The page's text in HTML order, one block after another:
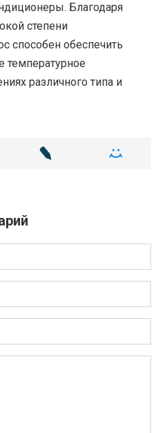
Благодаря
степени
способен обеспечить
температурное
различного типа и